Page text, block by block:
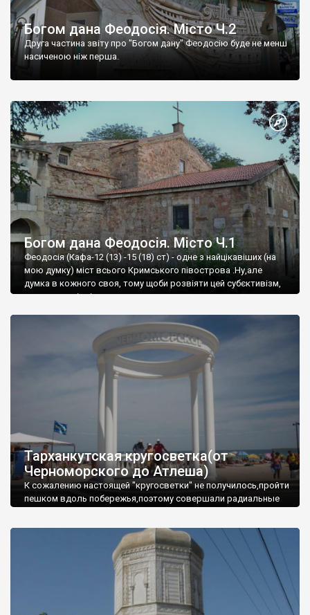
Богом дана Феодосія. Місто Ч.2
Друга частина звіту про "Богом дану" Феодосію буде не менш
насиченою ніж перша.
Богом дана Феодосія. Місто Ч.1
Феодосія (Кафа-12 (13) -15 (18) ст) - одне з найцікавіших (на
мою думку) міст всього Кримського півострова .Ну,але
думка в кожного своя, тому щоби розвіяти цей субєктивізм,
запрошую відвідати це
Тарханкутская кругосветка(от
Черноморского до Атлеша)
К сожалению настоящей "кругосветки" не получилось,пройти
пешком вдоль побережья,поэтому совершали радиальные